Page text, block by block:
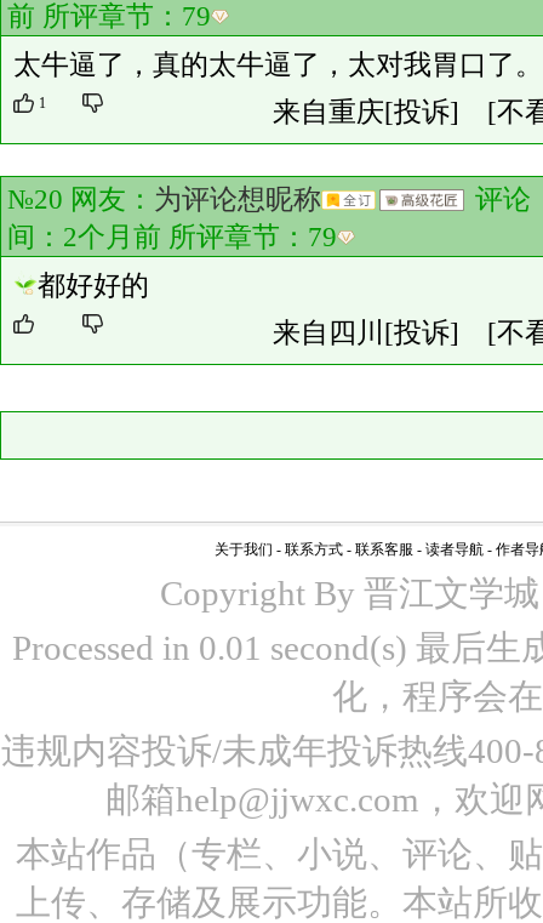
前 所评章节： 79
太牛逼了，真的太牛逼了，太对我胃口了。
1 来自重庆[投诉] [不
№20 网友： 为评论想昵称
评论
间：2个月前 所评章节： 79
都好好的
来自四川 [投诉] [不
关于我们 - 联系方式 - 联系客服 - 读者导航 - 作者导
Copyright By 晋江文学
Processed in 0.01 second(s) 最后
化，程序会
违规内容投诉/未成年投诉热线
邮箱help@jjwxc.com，欢
本站作品（专栏、小说、评论、
上传、存储及展示功能。本站所